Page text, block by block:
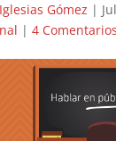
Gómez |
| 4 Comentarios